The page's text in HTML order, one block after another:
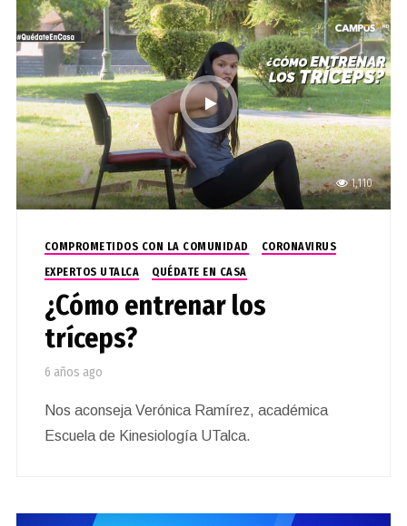
1,110
COMPROMETIDOS CON LA COMUNIDAD
CORONAVIRUS
EXPERTOS UTALCA
QUÉDATE EN CASA
¿Cómo entrenar los
tríceps?
6 años ago
Nos aconseja Verónica Ramírez, académica
Escuela de Kinesiología UTalca.